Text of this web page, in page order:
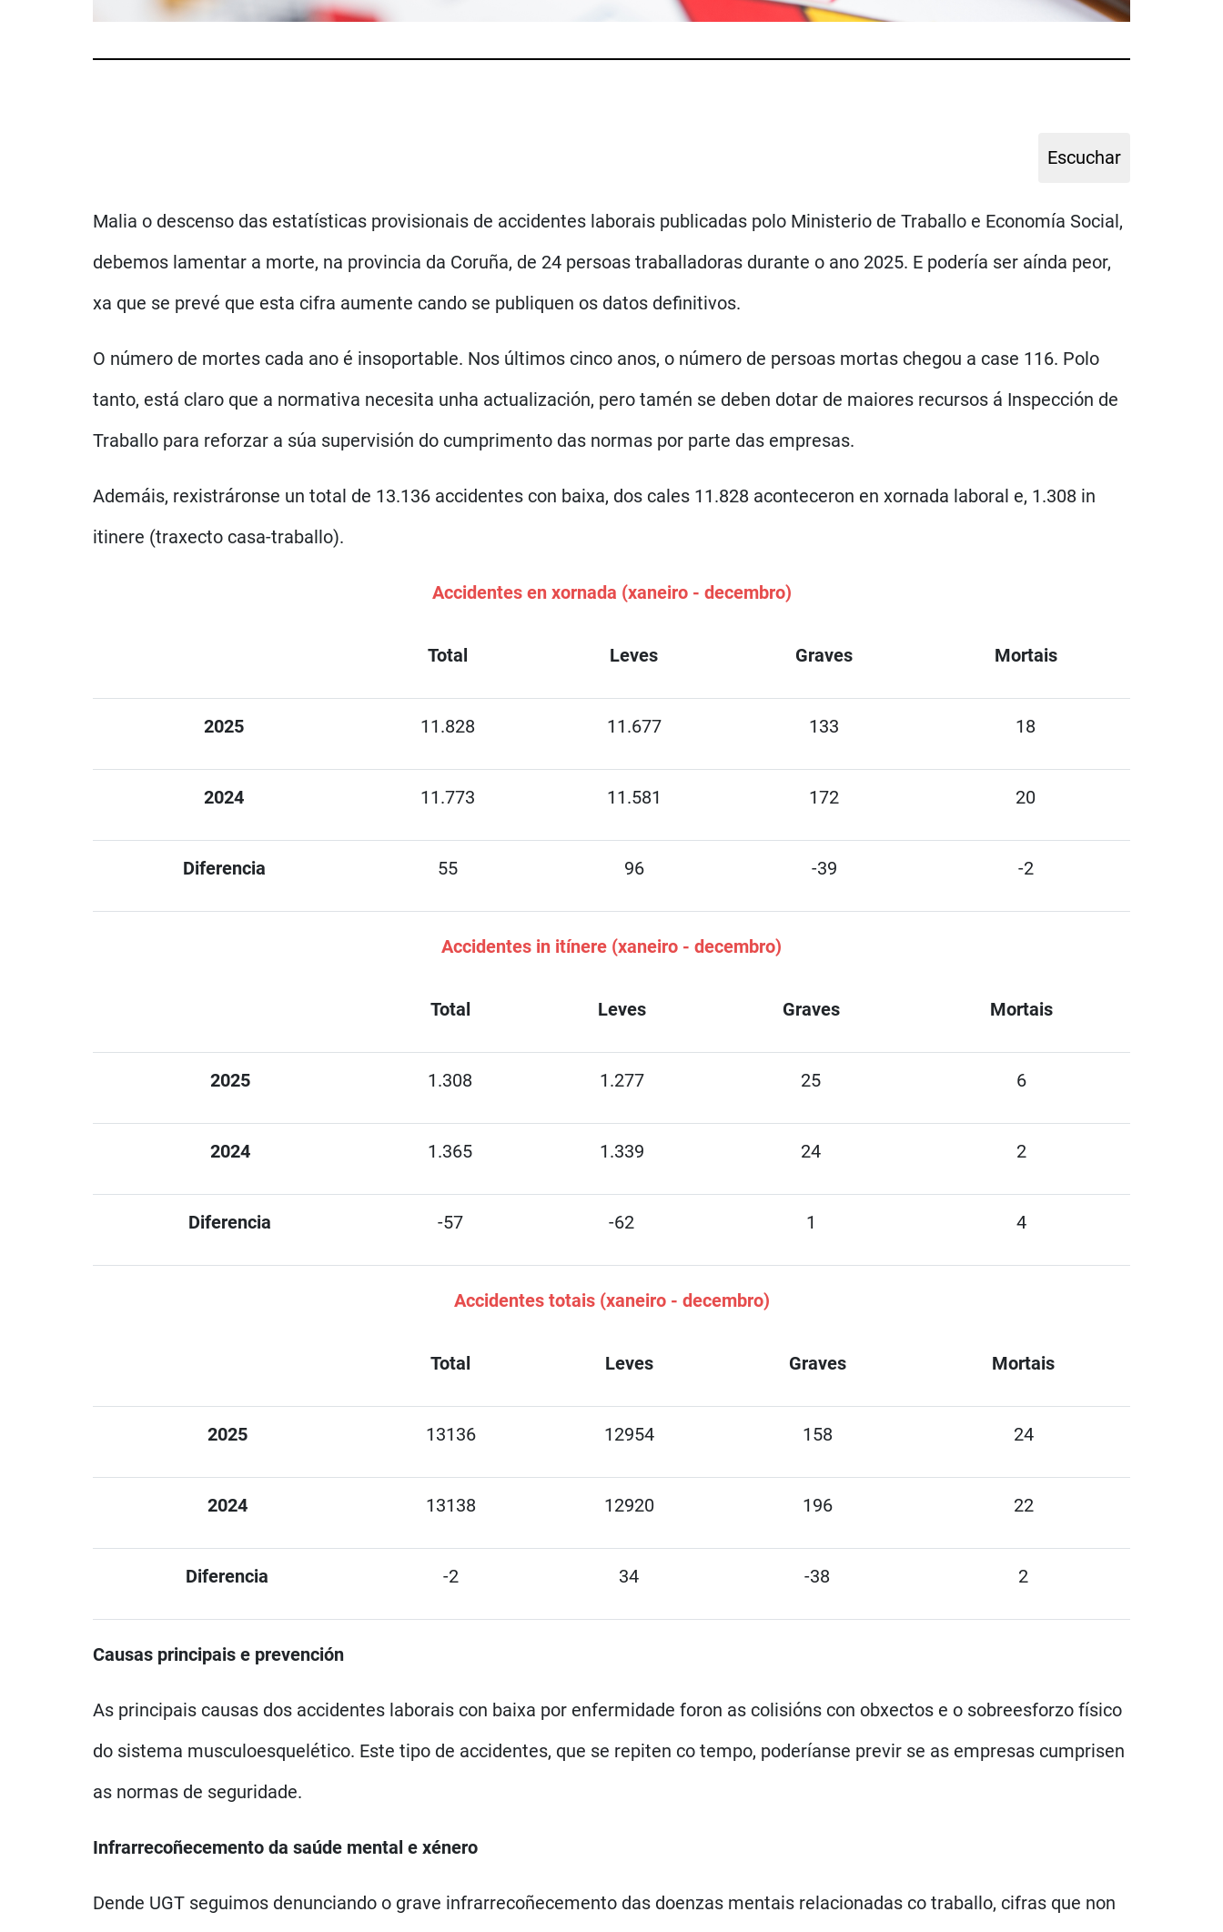
Malia o descenso das estatísticas provisionais de accidentes laborais publicadas polo Ministerio de Traballo e Economía Social,
debemos lamentar a morte, na provincia da Coruña, de 24 persoas traballadoras durante o ano 2025. E podería ser aínda peor,
xa que se prevé que esta cifra aumente cando se publiquen os datos definitivos.
O número de mortes cada ano é insoportable. Nos últimos cinco anos, o número de persoas mortas chegou a case 116. Polo
tanto, está claro que a normativa necesita unha actualización, pero tamén se deben dotar de maiores recursos á Inspección de
Traballo para reforzar a súa supervisión do cumprimento das normas por parte das empresas.
Ademáis, rexistráronse un total de 13.136 accidentes con baixa, dos cales 11.828 aconteceron en xornada laboral e, 1.308 in
itinere (traxecto casa-traballo).
Accidentes en xornada (xaneiro - decembro)
Total Leves Graves Mortais
2025 11.828 11.677 133 18
2024 11.773 11.581 172 20
Diferencia 55 96 -39 -2
Accidentes in itínere (xaneiro - decembro)
Total Leves Graves Mortais
2025 1.308 1.277 25 6
2024 1.365 1.339 24 2
Diferencia -57 -62 1 4
Accidentes totais (xaneiro - decembro)
Total Leves Graves Mortais
2025 13136 12954 158 24
2024 13138 12920 196 22
Diferencia -2 34 -38 2
Causas principais e prevención
As principais causas dos accidentes laborais con baixa por enfermidade foron as colisións con obxectos e o sobreesforzo físico
do sistema musculoesquelético. Este tipo de accidentes, que se repiten co tempo, poderíanse previr se as empresas cumprisen
as normas de seguridade.
Infrarrecoñecemento da saúde mental e xénero
Dende UGT seguimos denunciando o grave infrarrecoñecemento das doenzas mentais relacionadas co traballo, cifras que non